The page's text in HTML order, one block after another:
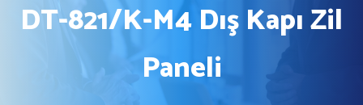
DT-821/K-M4 Dış Kapı Zil
Paneli